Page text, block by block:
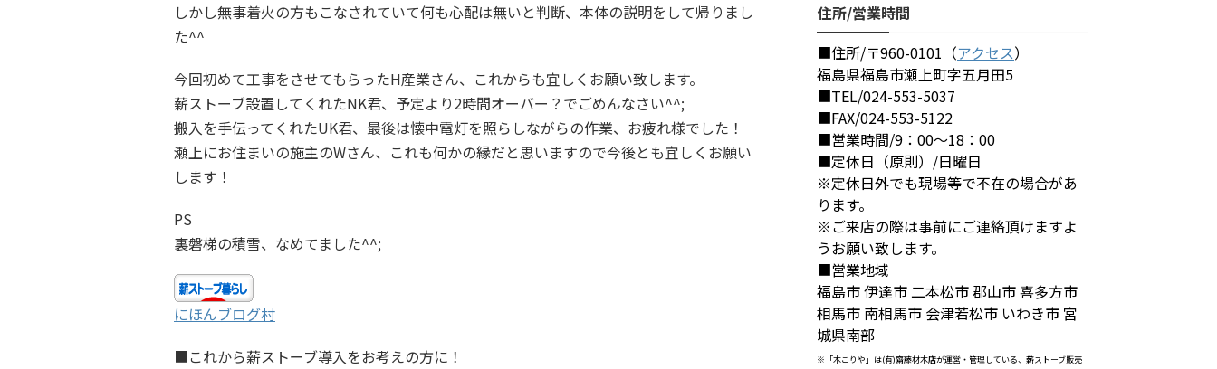
しかし無事着火の方もこなされていて何も心配は無いと判断、本体の説明をして帰りまし
た^^
今回初めて工事をさせてもらったH産業さん、これからも宜しくお願い致します。
薪ストーブ設置してくれたNK君、予定より2時間オーバー？でごめんなさい^^;
搬入を手伝ってくれたUK君、最後は懐中電灯を照らしながらの作業、お疲れ様でした！
瀬上にお住まいの施主のWさん、これも何かの縁だと思いますので今後とも宜しくお願い
します！
PS
裏磐梯の積雪、なめてました^^;
にほんブログ村
■これから薪ストーブ導入をお考えの方に！
住所/営業時間
■住所/〒960-0101（アクセス）
福島県福島市瀬上町字五月田5
■TEL/024-553-5037
■FAX/024-553-5122
■営業時間/9：00～18：00
■定休日（原則）/日曜日
※定休日外でも現場等で不在の場合があ
ります。
※ご来店の際は事前にご連絡頂けますよ
うお願い致します。
■営業地域
福島市 伊達市 二本松市 郡山市 喜多方市
相馬市 南相馬市 会津若松市 いわき市 宮
城県南部
※「木こりや」は(有)齋藤材木店が運営・管理している、薪ストーブ販売